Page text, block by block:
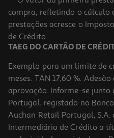
94 €/Lt
Price reduced from
11,75 €to
9,40 €
Promoção
-25%
compra, refletindo o cálculo
prestações acresce o
de Crédito.
TAEG DO CARTÃO DE
Exemplo para um limite de
meses. TAN 17,60 %.
aprovação. Informe-se junto
Portugal, registado no
Auchan Retail Portugal,
Intermediário de Crédito a